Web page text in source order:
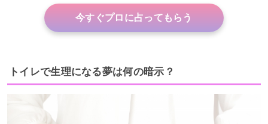
今すぐプロに占ってもらう
トイレで生理になる夢は何の暗示？